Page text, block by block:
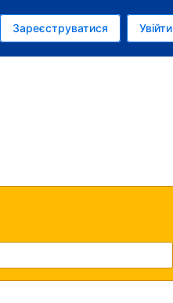
Зареєструватися Увійти